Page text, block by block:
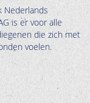
Nederlands
is er voor alle
die zich met
voelen.